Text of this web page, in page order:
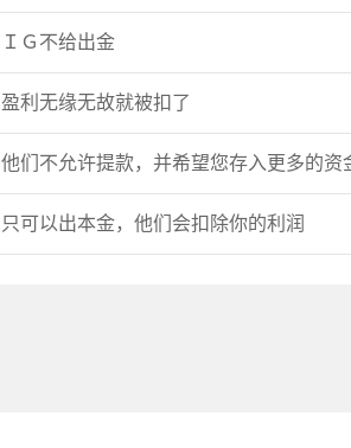
ＩＧ不给出金
盈利无缘无故就被扣了
他们不允许提款，并希望您存入更多的资
只可以出本金，他们会扣除你的利润